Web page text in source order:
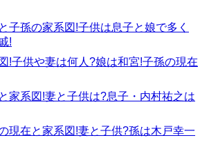
子孫の家系図!子供は息子と娘で多く
!
!子供や妻は何人?娘は和宮!子孫の現在
家系図!妻と子供は?息子・内村祐之は
現在と家系図!妻と子供?孫は木戸幸一